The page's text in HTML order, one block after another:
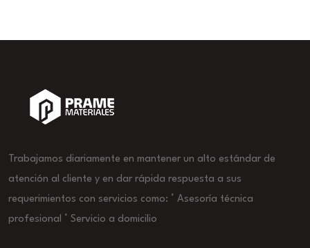
Trabajamos diariamente en mantener un alto estándar de
atención al cliente y en dar rápida respuesta a sus
requerimientos con servicios como: ° Asesoría técnica
profesional ° Servicio a domicilio